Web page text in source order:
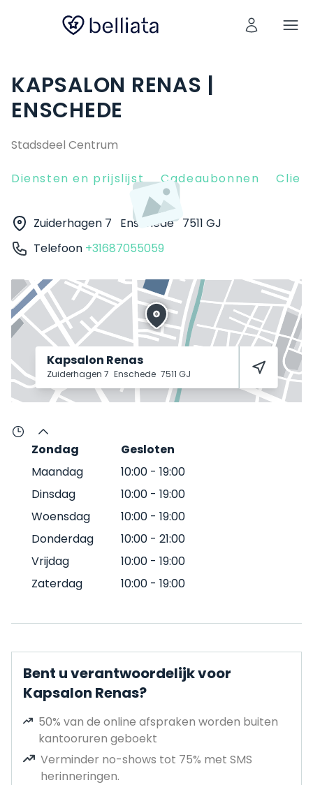
KAPSALON RENAS |
ENSCHEDE
Stadsdeel Centrum
Diensten en prijslijst Cadeaubonnen
Zuiderhagen 7 Enschede 7511 GJ
Telefoon +31687055059
Kapsalon Renas
Zuiderhagen 7 Enschede 7511 GJ
Zondag
Gesloten
Maandag
10:00 - 19:00
Dinsdag
10:00 - 19:00
Woensdag
10:00 - 19:00
Donderdag
10:00 - 21:00
Vrijdag
10:00 - 19:00
Zaterdag
10:00 - 19:00
Bent u verantwoordelijk voor
Kapsalon Renas?
50% van de online afspraken worden buiten
kantooruren geboekt
Verminder no-shows tot 75% met SMS
herinneringen.